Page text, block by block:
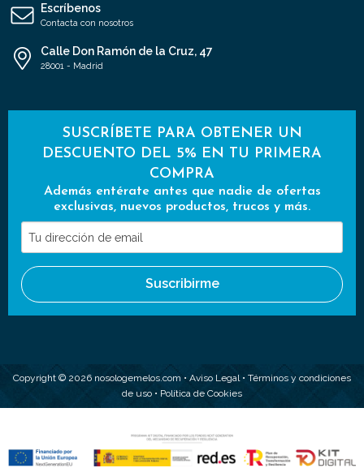
Escríbenos
Contacta con nosotros
Calle Don Ramón de la Cruz, 47
28001 - Madrid
SUSCRÍBETE PARA OBTENER UN
DESCUENTO DEL 5% EN TU PRIMERA
COMPRA
Además entérate antes que nadie de ofertas
exclusivas, nuevos productos, trucos y más.
Tu
dirección
de
email
Suscribirme
Copyright © 2026 nosologemelos.com • Aviso Legal • Términos y condiciones
de uso • Política de Cookies